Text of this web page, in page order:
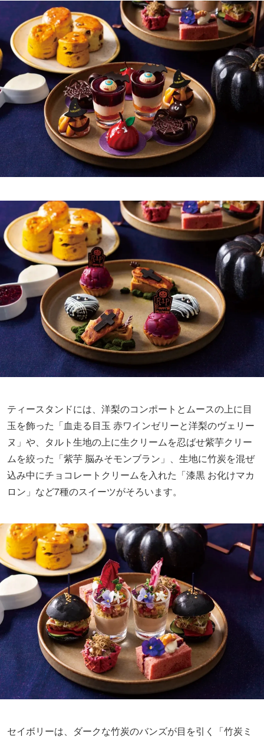
ティースタンドには、洋梨のコンポートとムースの上に目
玉を飾った「血走る目玉 赤ワインゼリーと洋梨のヴェリー
ヌ」や、タルト生地の上に生クリームを忍ばせ紫芋クリー
ムを絞った「紫芋 脳みそモンブラン」、生地に竹炭を混ぜ
込み中にチョコレートクリームを入れた「漆黒 お化けマカ
ロン」など7種のスイーツがそろいます。
セイボリーは、ダークな竹炭のバンズが目を引く「竹炭ミ